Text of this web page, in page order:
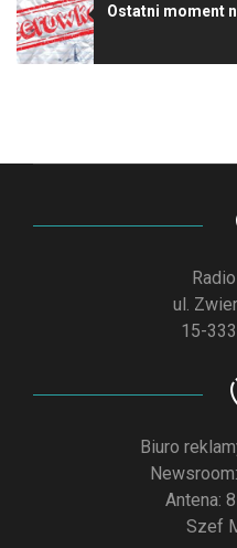
Ostatni moment
ul.
15-
Biuro
Antena:
Szef